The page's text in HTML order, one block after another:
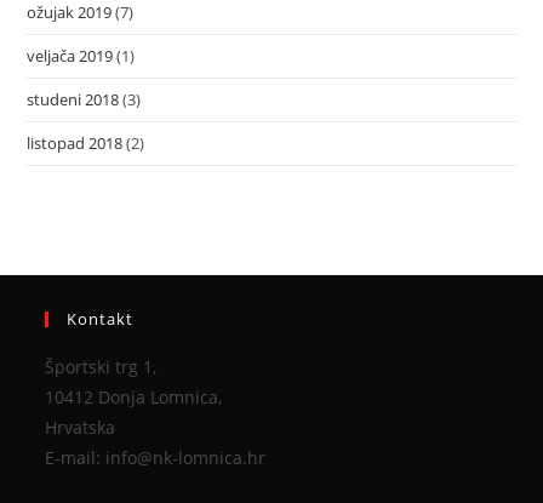
ožujak 2019(7)
veljača 2019(1)
studeni 2018(3)
listopad 2018(2)
Kontakt
Športski trg 1,
10412 Donja Lomnica,
Hrvatska
E-mail: info@nk-lomnica.hr